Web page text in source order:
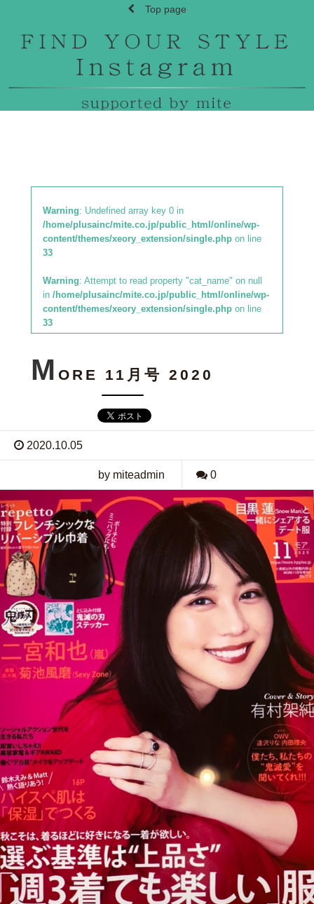
Top page
Warning: Undefined array key 0 in
/home/plusainc/mite.co.jp/public_html/online/wp-
content/themes/xeory_extension/single.php on line
33
Warning: Attempt to read property "cat_name" on null
in /home/plusainc/mite.co.jp/public_html/online/wp-
content/themes/xeory_extension/single.php on line
33
M ORE 11月号 2020
2020.10.05
by miteadmin 0